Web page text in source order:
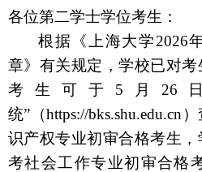
各位第二学士学位考生：
根据《上海大学2026
章》有关规定，学校已对考
考生可于5月26
统”（https://bks.shu.edu.cn
识产权专业初审合格考生
考社会工作专业初审合格